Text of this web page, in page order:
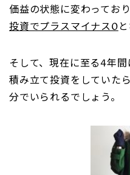
価益の状態に変わっており
投資でプラスマイナス0
そして、現在に至る4年間
積み立て投資をしていた
分でいられるでしょう。